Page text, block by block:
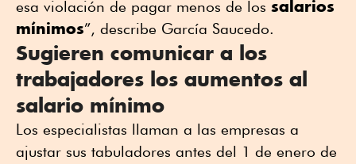
esa violación de pagar menos de los salarios
mínimos”, describe García Saucedo.
Sugieren comunicar a los
trabajadores los aumentos al
salario mínimo
Los especialistas llaman a las empresas a
ajustar sus tabuladores antes del 1 de enero de